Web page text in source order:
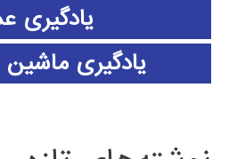
یادگیری
یادگیری ماشین